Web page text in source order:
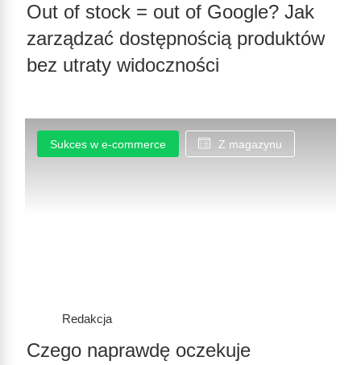
Out of stock = out of Google? Jak
zarządzać dostępnością produktów
bez utraty widoczności
Sukces w e-commerce Z magazynu
Redakcja
Czego naprawdę oczekuje